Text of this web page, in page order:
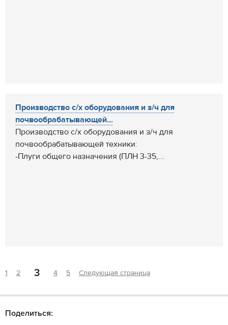
Производство с/х оборудования и з/ч для
почвообрабатывающей...
Производство с/х оборудования и з/ч для
почвообрабатывающей техники:
-Плуги общего назначения (ПЛН 3-35,...
1 2 3 4 5 Следующая страница
Поделиться: